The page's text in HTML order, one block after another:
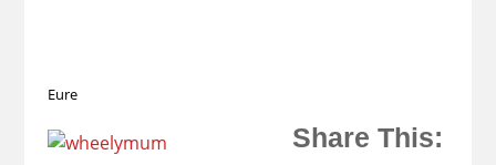
Eure
Share This: